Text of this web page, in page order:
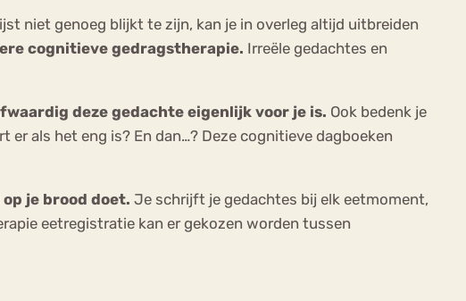
niet genoeg blijkt te zijn, kan je in overleg altijd uitbreiden
cognitieve gedragstherapie. Irreële gedachtes en
deze gedachte eigenlijk voor je is. Ook bedenk je
als het eng is? En dan…? Deze cognitieve dagboeken
je brood doet. Je schrijft je gedachtes bij elk eetmoment,
eetregistratie kan er gekozen worden tussen